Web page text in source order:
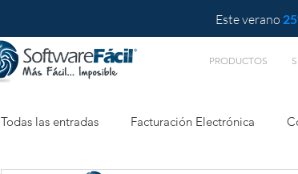
Este verano
PRODUCTOS
Todas las entradas Facturación Electrónica